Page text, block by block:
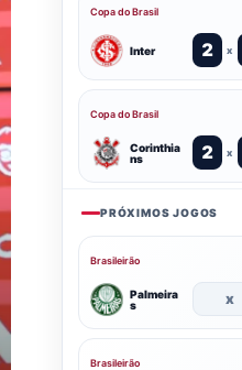
Copa do Brasil
Inter 2 x
Copa do Brasil
Corinthia
ns
2 x
PRÓXIMOS JOGOS
Brasileirão
Palmeira
s
x
Brasileirão